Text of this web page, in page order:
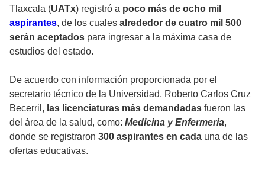
Tlaxcala (UATx) registró a poco más de ocho mil
aspirantes, de los cuales alrededor de cuatro mil 500
serán aceptados para ingresar a la máxima casa de
estudios del estado.
De acuerdo con información proporcionada por el
secretario técnico de la Universidad, Roberto Carlos Cruz
Becerril, las licenciaturas más demandadas fueron las
del área de la salud, como: Medicina y Enfermería,
donde se registraron 300 aspirantes en cada una de las
ofertas educativas.